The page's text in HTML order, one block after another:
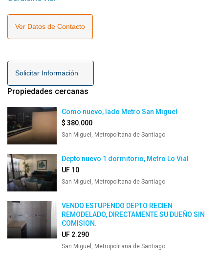
Ver Datos de Contacto
Solicitar Información
Propiedades cercanas
Como nuevo, lado Metro San Miguel
$ 380.000
San Miguel, Metropolitana de Santiago
Depto nuevo 1 dormitorio, Metro Lo Vial
UF 10
San Miguel, Metropolitana de Santiago
VENDO ESTUPENDO DEPTO RECIEN
REMODELADO, DIRECTAMENTE SU DUEÑO SIN
COMISION.
UF 2.290
San Miguel, Metropolitana de Santiago